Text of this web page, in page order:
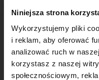
Niniejsza strona
Wykorzystujemy pliki
i reklam, aby oferować
analizować ruch w
korzystasz z naszej
społecznościowym,